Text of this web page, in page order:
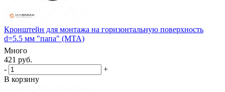
Кронштейн для монтажа на горизонтальную поверхность
d=5.5 мм "папа" (MTA)
Много
421 руб.
-
+
В корзину